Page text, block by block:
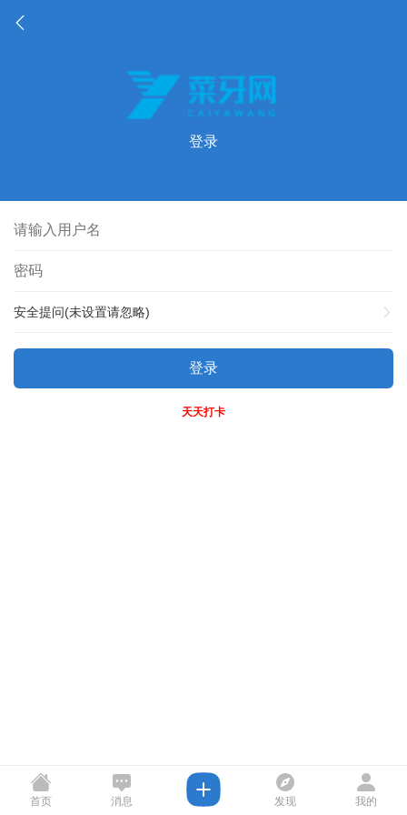
登录
安全提问(未设置请忽略)
登录
天天打卡
首页 消息 发现 我的